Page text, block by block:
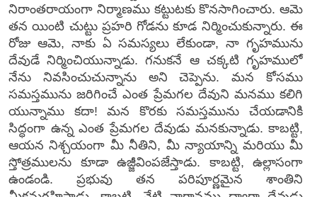
నిరాంతరాయంగా నిర్మాణము కట్టుటకు కొనసాగించారు. ఆమె
తన యింటి చుట్టు ప్రహరి గోడను కూడ నిర్మించుకున్నారు. ఈ
రోజు ఆమె, నాకు ఏ సమస్యలు లేకుండా, నా గృహమును
దేవుడే నిర్మించియున్నాడు. గనుకనే ఆ చక్కటి గృహములో
నేను నివసించుచున్నాను అని చెప్పెను. మన కోసము
సమస్తమును జరిగించే ఎంత ప్రేమగల దేవుని మనము కలిగి
యున్నాము కదా! మన కొరకు సమస్తమును చేయడానికి
సిద్ధంగా ఉన్న ఎంత ప్రేమగల దేవుడు మనకున్నాడు. కాబట్టి,
ఆయన నిశ్చయంగా మీ నీతిని, మీ న్యాయాన్ని మరియు మీ
స్తోత్రములను కూడా ఉజ్జీవింపజేస్తాడు. కాబట్టి, ఉల్లాసంగా
ఉండండి. ప్రభువు తన పరిపూర్ణమైన శాంతిని